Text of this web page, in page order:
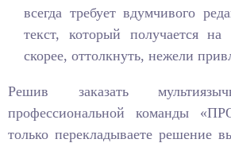
всегда требует вдумчивого
текст, который получается на
скорее, оттолкнуть, нежели
Решив заказать
профессиональной команды
только перекладываете решение